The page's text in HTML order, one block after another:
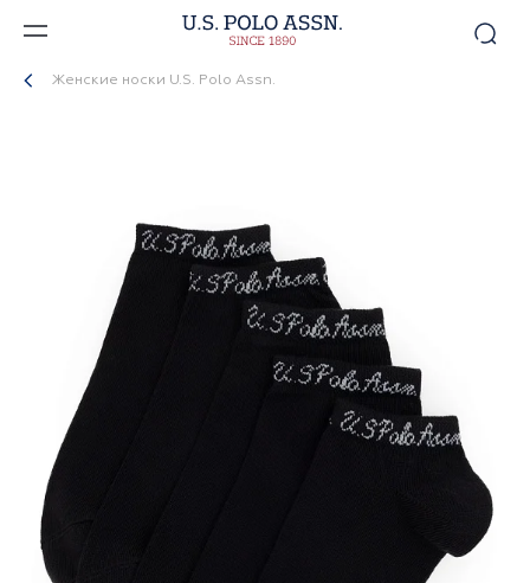
Женские носки U.S. Polo Assn.